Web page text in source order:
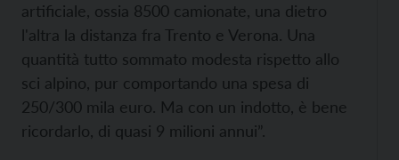
artificiale, ossia 8500 camionate, una dietro
l'altra la distanza fra Trento e Verona. Una
quantità tutto sommato modesta rispetto allo
sci alpino, pur comportando una spesa di
250/300 mila euro. Ma con un indotto, è bene
ricordarlo, di quasi 9 milioni annui”.